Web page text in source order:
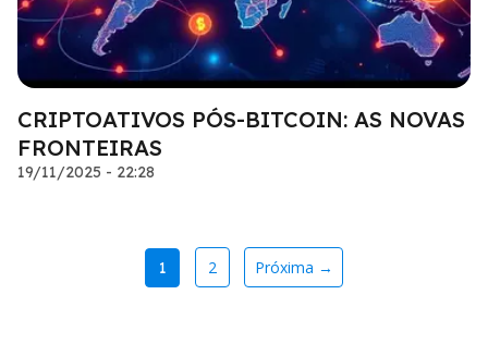
CRIPTOATIVOS PÓS-BITCOIN: AS NOVAS
FRONTEIRAS
19/11/2025 - 22:28
1 2 Próxima →